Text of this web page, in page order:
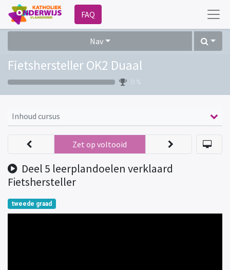
FAQ
Nav
Fietshersteller OK2 Duaal
0 %
Inhoud cursus
Deel 5 leerplandoelen verklaard
Fietshersteller
Zet op voltooid
tweede graad